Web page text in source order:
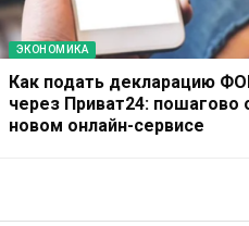
ЭКОНОМИКА
Как подать декларацию
через Приват24: пошагово
новом онлайн-сервисе